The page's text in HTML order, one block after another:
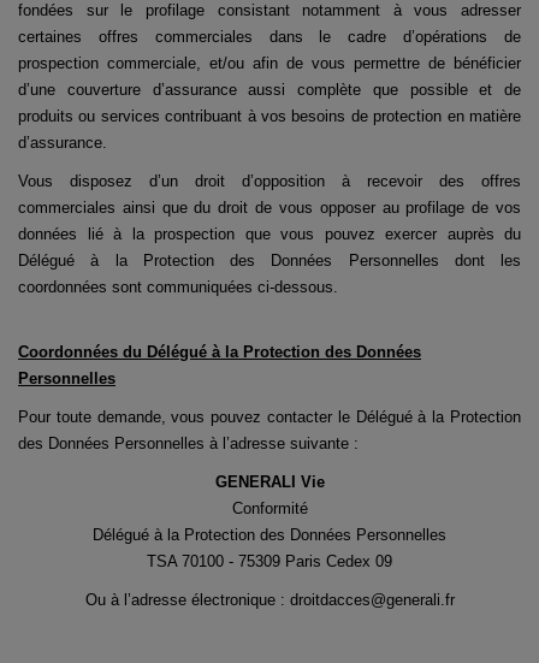
fondées sur le profilage consistant notamment à vous adresser
certaines offres commerciales dans le cadre d’opérations de
prospection commerciale, et/ou afin de vous permettre de bénéficier
d’une couverture d’assurance aussi complète que possible et de
produits ou services contribuant à vos besoins de protection en matière
d’assurance.
Vous disposez d’un droit d’opposition à recevoir des offres
commerciales ainsi que du droit de vous opposer au profilage de vos
données lié à la prospection que vous pouvez exercer auprès du
Délégué à la Protection des Données Personnelles dont les
coordonnées sont communiquées ci-dessous.
Coordonnées du Délégué à la Protection des Données
Personnelles
Pour toute demande, vous pouvez contacter le Délégué à la Protection
des Données Personnelles à l’adresse suivante :
GENERALI Vie
Conformité
Délégué à la Protection des Données Personnelles
TSA 70100 - 75309 Paris Cedex 09
Ou à l’adresse électronique : droitdacces@generali.fr